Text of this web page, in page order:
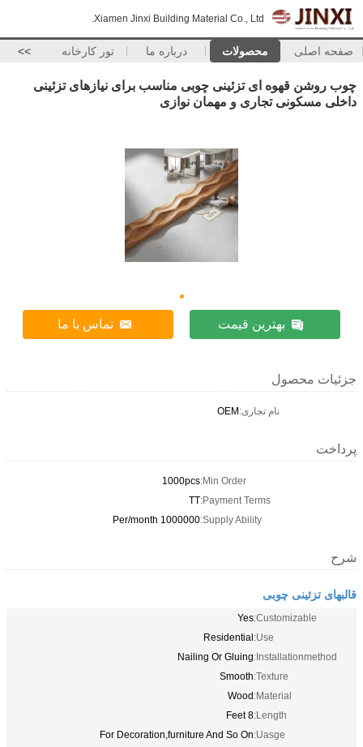
Xiamen Jinxi Building Material Co., Ltd.
صفحه اصلی محصولات درباره ما تور کارخانه >>
چوب روشن قهوه ای تزئینی چوبی مناسب برای نیازهای تزئینی
داخلی مسکونی تجاری و مهمان نوازی
بهترین قیمت تماس با ما
جزئیات محصول
نام تجاری:OEM
پرداخت
Min Order:
1000pcs
Payment Terms:
TT
Supply Ability:
1000000 Per/month
شرح
قالبهای تزئینی چوبی
Customizable:
Yes
Use:
Residential
Installationmethod:
Nailing Or Gluing
Texture:
Smooth
Material:
Wood
Length:
8 Feet
Uasge:
For Decoration,furniture And So On